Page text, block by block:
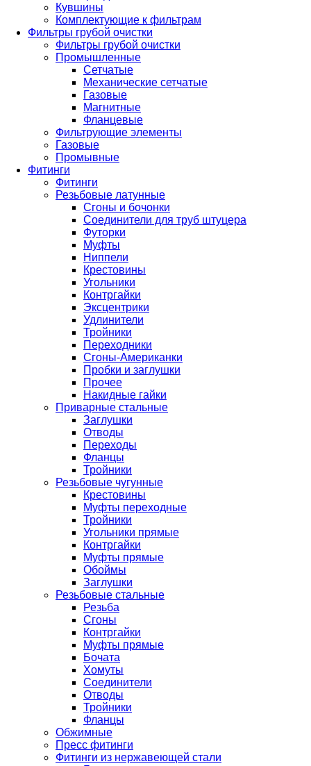
Кувшины
Комплектующие к фильтрам
Фильтры грубой очистки
Фильтры грубой очистки
Промышленные
Сетчатые
Механические сетчатые
Газовые
Магнитные
Фланцевые
Фильтрующие элементы
Газовые
Промывные
Фитинги
Фитинги
Резьбовые латунные
Сгоны и бочонки
Соединители для труб штуцера
Футорки
Муфты
Ниппели
Крестовины
Угольники
Контргайки
Эксцентрики
Удлинители
Тройники
Переходники
Сгоны-Американки
Пробки и заглушки
Прочее
Накидные гайки
Приварные стальные
Заглушки
Отводы
Переходы
Фланцы
Тройники
Резьбовые чугунные
Крестовины
Муфты переходные
Тройники
Угольники прямые
Контргайки
Муфты прямые
Обоймы
Заглушки
Резьбовые стальные
Резьба
Сгоны
Контргайки
Муфты прямые
Бочата
Хомуты
Соединители
Отводы
Тройники
Фланцы
Обжимные
Пресс фитинги
Фитинги из нержавеющей стали